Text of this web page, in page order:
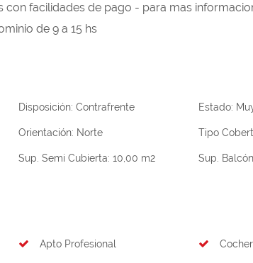
facilidades de pago - para mas
de 9 a 15 hs
Disposición:Contrafrente Estado:
Orientación: Norte Tipo
Sup. Semi Cubierta:10,00 m2 Sup.
Apto Profesional